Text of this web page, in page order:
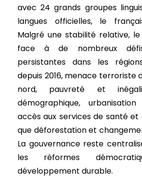
avec 24 grands groupes
langues officielles, le
Malgré une stabilité relative,
face à de nombreux
persistantes dans les
depuis 2016, menace terroriste
nord, pauvreté et
démographique,
accès aux services de santé et
que déforestation et
La gouvernance reste
les réformes
développement durable.